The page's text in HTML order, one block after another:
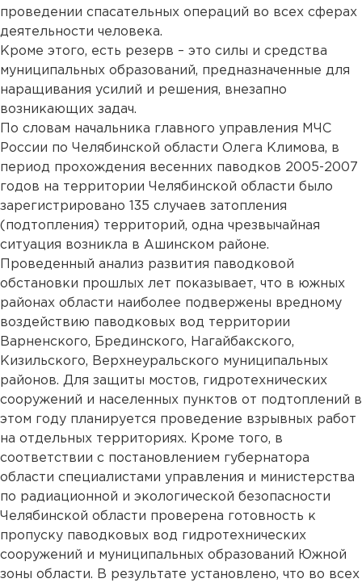
проведении спасательных операций во всех сферах
деятельности человека.
Кроме этого, есть резерв – это силы и средства
муниципальных образований, предназначенные для
наращивания усилий и решения, внезапно
возникающих задач.
По словам начальника главного управления МЧС
России по Челябинской области Олега Климова, в
период прохождения весенних паводков 2005-2007
годов на территории Челябинской области было
зарегистрировано 135 случаев затопления
(подтопления) территорий, одна чрезвычайная
ситуация возникла в Ашинском районе.
Проведенный анализ развития паводковой
обстановки прошлых лет показывает, что в южных
районах области наиболее подвержены вредному
воздействию паводковых вод территории
Варненского, Брединского, Нагайбакского,
Кизильского, Верхнеуральского муниципальных
районов. Для защиты мостов, гидротехнических
сооружений и населенных пунктов от подтоплений в
этом году планируется проведение взрывных работ
на отдельных территориях. Кроме того, в
соответствии с постановлением губернатора
области специалистами управления и министерства
по радиационной и экологической безопасности
Челябинской области проверена готовность к
пропуску паводковых вод гидротехнических
сооружений и муниципальных образований Южной
зоны области. В результате установлено, что во всех